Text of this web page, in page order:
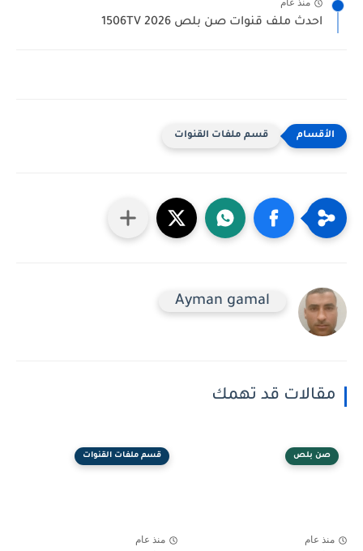
منذ عام
احدث ملف قنوات صن بلص 1506TV 2026
قسم ملفات القنوات
Ayman gamal
مقالات قد تهمك
صن بلص
منذ عام
قسم ملفات القنوات
منذ عام